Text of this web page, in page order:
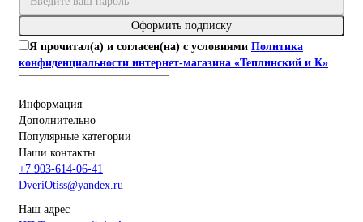
Оформить подписку
Я прочитал(а) и согласен(на) с условиями Политика
конфиденциальности интернет-магазина «Теплинский и К»
Информация
Дополнительно
Популярные категории
Наши контакты
+7 903-614-06-41
DveriOtiss@yandex.ru
Наш адрес